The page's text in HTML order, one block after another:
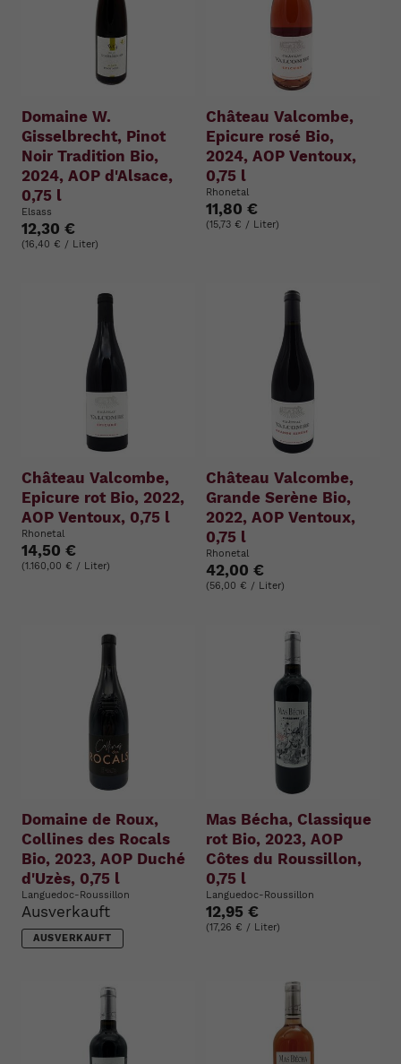
Domaine W.
Gisselbrecht, Pinot
Noir Tradition Bio,
2024, AOP d'Alsace,
0,75 l
Elsass
12,30 €
(16,40 € / Liter)
Château Valcombe,
Epicure rosé Bio,
2024, AOP Ventoux,
0,75 l
Rhonetal
11,80 €
(15,73 € / Liter)
Château Valcombe,
Epicure rot Bio, 2022,
AOP Ventoux, 0,75 l
Rhonetal
14,50 €
(1.160,00 € / Liter)
Château Valcombe,
Grande Serène Bio,
2022, AOP Ventoux,
0,75 l
Rhonetal
42,00 €
(56,00 € / Liter)
Domaine de Roux,
Collines des Rocals
Bio, 2023, AOP Duché
d'Uzès, 0,75 l
Languedoc-Roussillon
Ausverkauft
AUSVERKAUFT
Mas Bécha, Classique
rot Bio, 2023, AOP
Côtes du Roussillon,
0,75 l
Languedoc-Roussillon
12,95 €
(17,26 € / Liter)